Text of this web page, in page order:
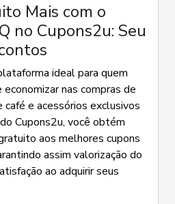
Mais com o
no Cupons2u: Seu
ideal para quem
nas compras de
café e acessórios exclusivos
Cupons2u, você obtém
aos melhores cupons
assim valorização do
ao adquirir seus